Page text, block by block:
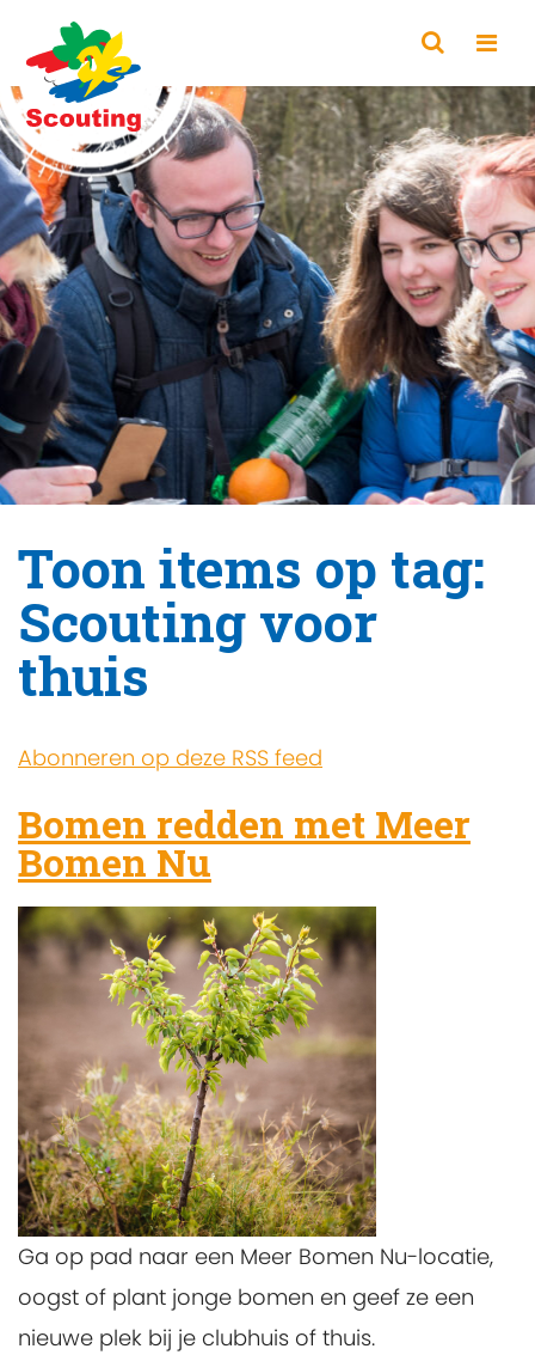
Toon items op tag:
Scouting voor
thuis
Abonneren op deze RSS feed
Bomen redden met Meer
Bomen Nu
Ga op pad naar een Meer Bomen Nu-locatie,
oogst of plant jonge bomen en geef ze een
nieuwe plek bij je clubhuis of thuis.